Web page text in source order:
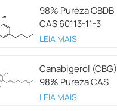
98% Pureza CBDB
CAS 60113-11-3
LEIA MAIS
Canabigerol (CBG)
98% Pureza CAS
25654-31-3
LEIA MAIS